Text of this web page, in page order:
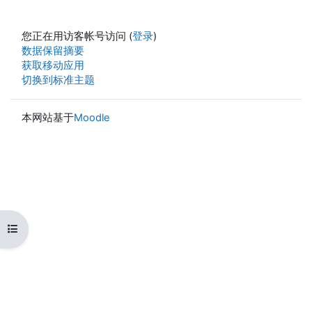
打开课程索引
您正在用访客帐号访问 (登录)
‎数据保留摘要‎
获取移动应用
切换到标准主题
本网站基于Moodle